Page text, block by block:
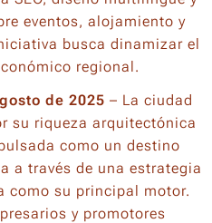
eventos, alojamiento y
busca dinamizar el
regional.
de 2025 – La ciudad
su riqueza arquitectónica
como un destino
a través de una estrategia
como su principal motor.
y promotores